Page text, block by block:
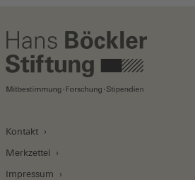
Kontakt
Merkzettel
Impressum